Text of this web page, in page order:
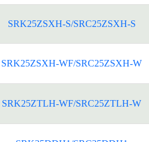
SRK25ZSXH-S/SRC25ZSXH-S
SRK25ZSXH-WF/SRC25ZSXH-W
SRK25ZTLH-WF/SRC25ZTLH-W